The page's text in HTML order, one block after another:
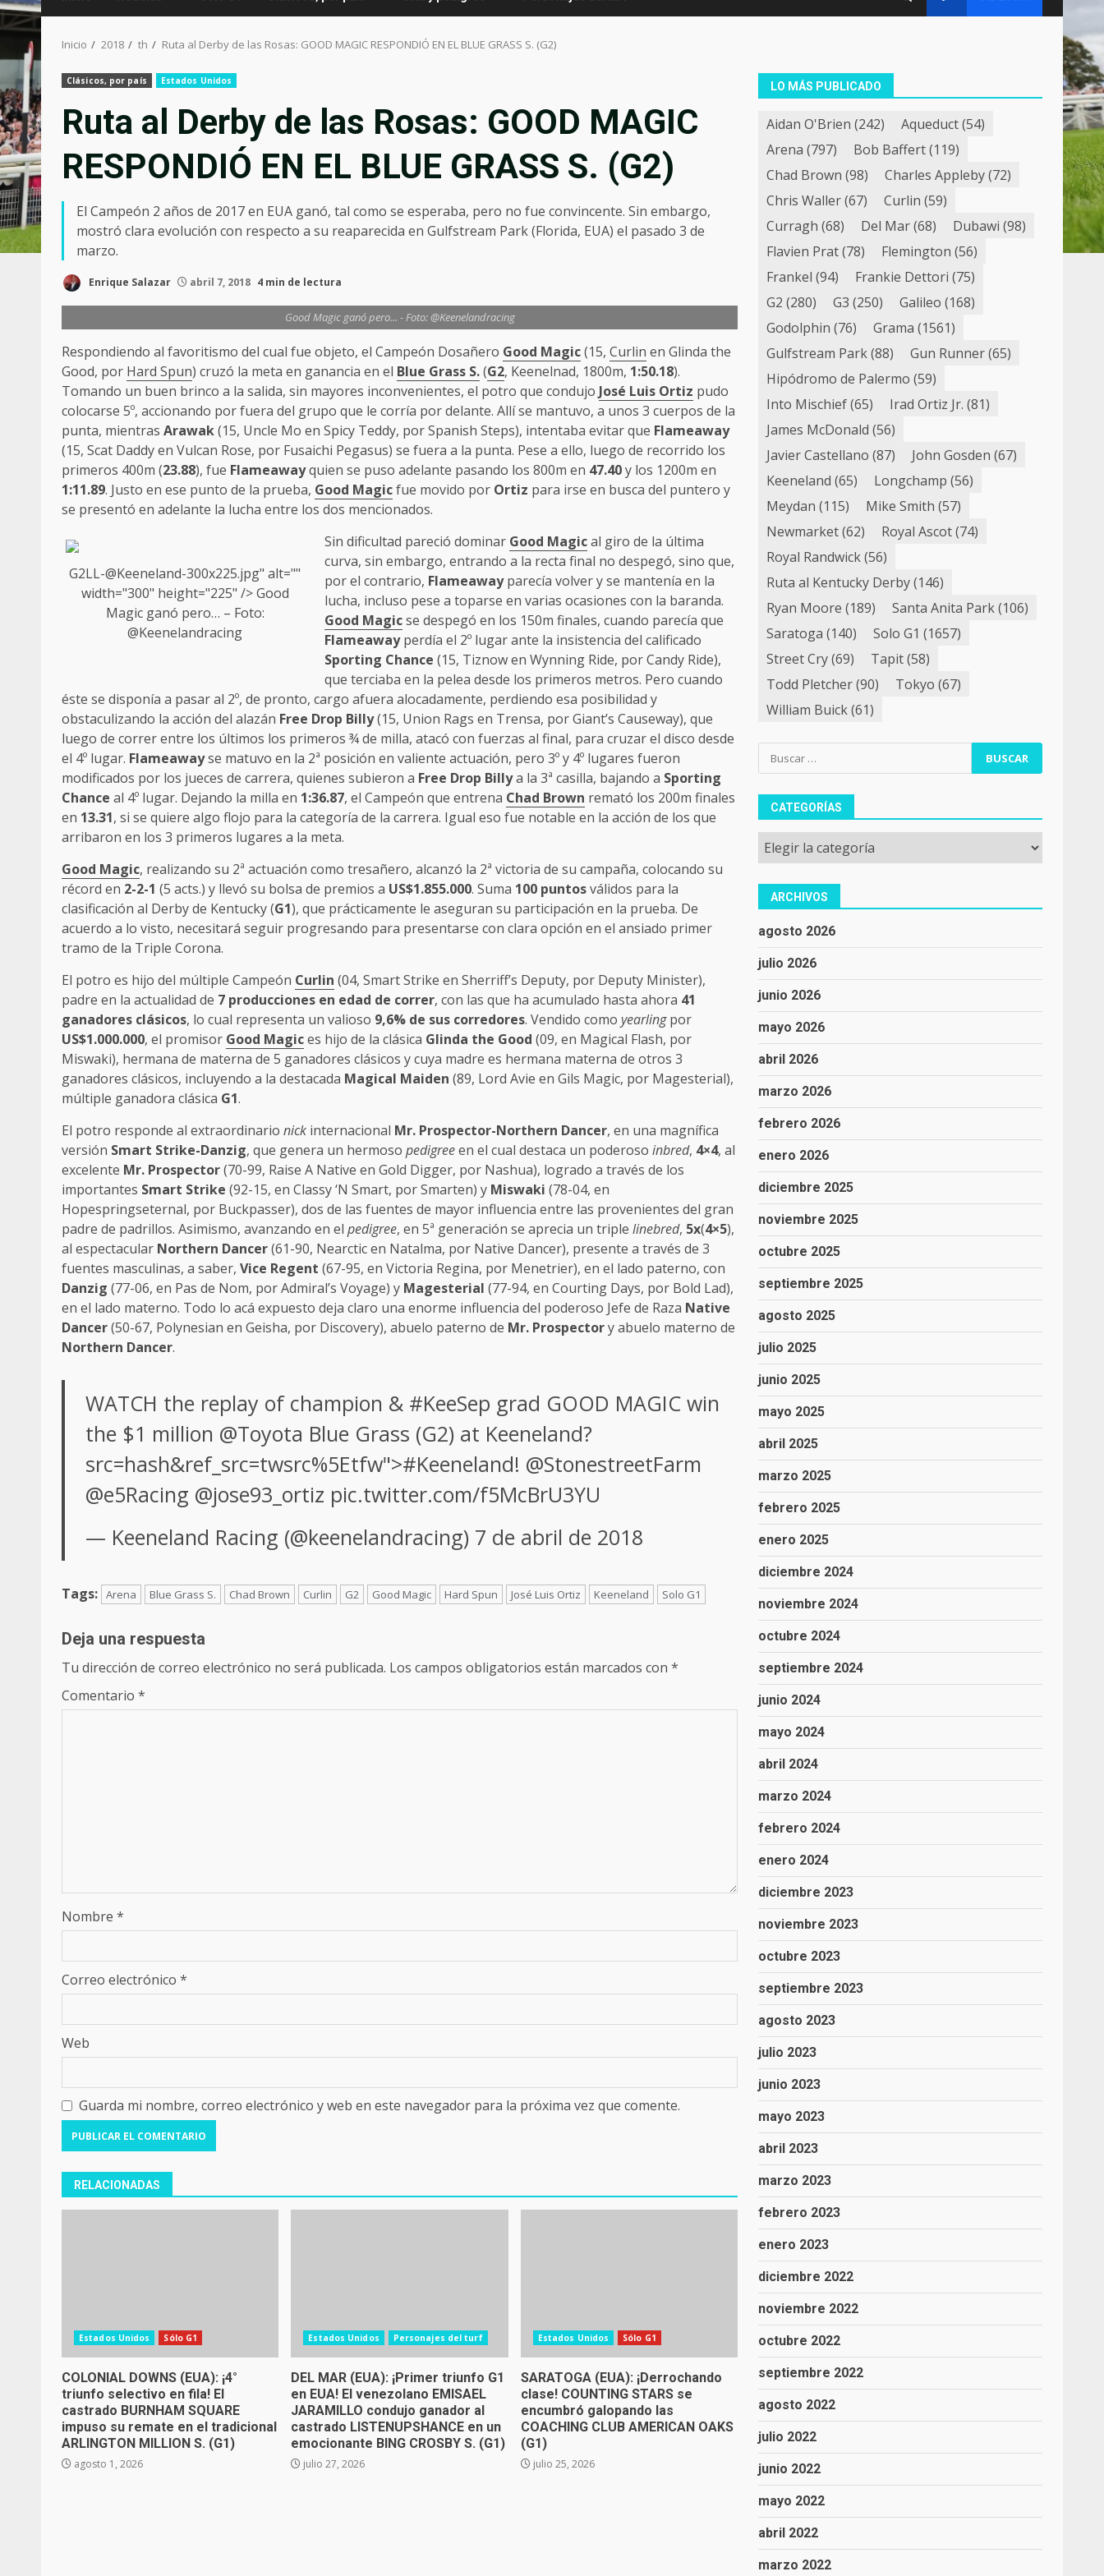
Inicio 2018 th Ruta al Derby de las Rosas: GOOD MAGIC RESPONDIÓ EN EL BLUE GRASS S. (G2)
Clásicos, por país Estados Unidos
Ruta al Derby de las Rosas: GOOD MAGIC
RESPONDIÓ EN EL BLUE GRASS S. (G2)
El Campeón 2 años de 2017 en EUA ganó, tal como se esperaba, pero no fue convincente. Sin embargo,
mostró clara evolución con respecto a su reaparecida en Gulfstream Park (Florida, EUA) el pasado 3 de
marzo.
Enrique Salazar abril 7, 2018 4 min de lectura
Good Magic ganó pero... - Foto: @Keenelandracing
Respondiendo al favoritismo del cual fue objeto, el Campeón Dosañero Good Magic(15, Curlin en Glinda the
Good, por Hard Spun) cruzó la meta en ganancia en el Blue Grass S.(G2, Keenelnad, 1800m, 1:50.18).
Tomando un buen brinco a la salida, sin mayores inconvenientes, el potro que condujo José Luis Ortiz pudo
colocarse 5º, accionando por fuera del grupo que le corría por delante. Allí se mantuvo, a unos 3 cuerpos de la
punta, mientras Arawak(15, Uncle Mo en Spicy Teddy, por Spanish Steps), intentaba evitar que Flameaway
(15, Scat Daddy en Vulcan Rose, por Fusaichi Pegasus) se fuera a la punta. Pese a ello, luego de recorrido los
primeros 400m (23.88), fue Flameawayquien se puso adelante pasando los 800m en 47.40y los 1200m en
1:11.89. Justo en ese punto de la prueba, Good Magicfue movido por Ortiz para irse en busca del puntero y
se presentó en adelante la lucha entre los dos mencionados.
G2LL-@Keeneland-300x225.jpg" alt=""
width="300" height="225" />Good
Magicganó pero… – Foto:
@Keenelandracing
Sin dificultad pareció dominar Good Magical giro de la última
curva, sin embargo, entrando a la recta final no despegó, sino que,
por el contrario, Flameawayparecía volver y se mantenía en la
lucha, incluso pese a toparse en varias ocasiones con la baranda.
Good Magicse despegó en los 150m finales, cuando parecía que
Flameawayperdía el 2º lugar ante la insistencia del calificado
Sporting Chance (15, Tiznow en Wynning Ride, por Candy Ride),
que terciaba en la pelea desde los primeros metros. Pero cuando
éste se disponía a pasar al 2º, de pronto, cargo afuera alocadamente, perdiendo esa posibilidad y
obstaculizando la acción del alazán Free Drop Billy(15, Union Rags en Trensa, por Giant’s Causeway), que
luego de correr entre los últimos los primeros ¾ de milla, atacó con fuerzas al final, para cruzar el disco desde
el 4º lugar. Flameawayse matuvo en la 2ª posición en valiente actuación, pero 3º y 4º lugares fueron
modificados por los jueces de carrera, quienes subieron a Free Drop Billya la 3ª casilla, bajando a Sporting
Chance al 4º lugar. Dejando la milla en 1:36.87, el Campeón que entrena Chad Brown remató los 200m finales
en 13.31, si se quiere algo flojo para la categoría de la carrera. Igual eso fue notable en la acción de los que
arribaron en los 3 primeros lugares a la meta.
Good Magic, realizando su 2ª actuación como tresañero, alcanzó la 2ª victoria de su campaña, colocando su
récord en 2-2-1 (5 acts.) y llevó su bolsa de premios a US$1.855.000. Suma 100 puntosválidos para la
clasificación al Derby de Kentucky (G1), que prácticamente le aseguran su participación en la prueba. De
acuerdo a lo visto, necesitará seguir progresando para presentarse con clara opción en el ansiado primer
tramo de la Triple Corona.
El potro es hijo del múltiple Campeón Curlin (04, Smart Strike en Sherriff’s Deputy, por Deputy Minister),
padre en la actualidad de 7 producciones en edad de correr, con las que ha acumulado hasta ahora 41
ganadores clásicos, lo cual representa un valioso 9,6% de sus corredores. Vendido como yearlingpor
US$1.000.000, el promisor Good Magices hijo de la clásica Glinda the Good (09, en Magical Flash, por
Miswaki), hermana de materna de 5 ganadores clásicos y cuya madre es hermana materna de otros 3
ganadores clásicos, incluyendo a la destacada Magical Maiden (89, Lord Avie en Gils Magic, por Magesterial),
múltiple ganadora clásica G1.
El potro responde al extraordinario nick internacional Mr. Prospector-Northern Dancer, en una magnífica
versión Smart Strike-Danzig, que genera un hermoso pedigreeen el cual destaca un poderoso inbred, 4×4, al
excelente Mr. Prospector(70-99, Raise A Native en Gold Digger, por Nashua), logrado a través de los
importantes Smart Strike (92-15, en Classy ‘N Smart, por Smarten) y Miswaki (78-04, en
Hopespringseternal, por Buckpasser), dos de las fuentes de mayor influencia entre las provenientes del gran
padre de padrillos. Asimismo, avanzando en el pedigree, en 5ª generación se aprecia un triple linebred, 5x(4×5),
al espectacular Northern Dancer(61-90, Nearctic en Natalma, por Native Dancer), presente a través de 3
fuentes masculinas, a saber, Vice Regent (67-95, en Victoria Regina, por Menetrier), en el lado paterno, con
Danzig (77-06, en Pas de Nom, por Admiral’s Voyage) y Magesterial (77-94, en Courting Days, por Bold Lad),
en el lado materno. Todo lo acá expuesto deja claro una enorme influencia del poderoso Jefe de Raza Native
Dancer(50-67, Polynesian en Geisha, por Discovery), abuelo paterno de Mr. Prospectory abuelo materno de
Northern Dancer.
WATCH the replay of champion & #KeeSep grad GOOD MAGIC win
the $1 million @Toyota Blue Grass (G2) at Keeneland?
src=hash&ref_src=twsrc%5Etfw">#Keeneland! @StonestreetFarm
@e5Racing @jose93_ortiz pic.twitter.com/f5McBrU3YU
— Keeneland Racing (@keenelandracing) 7 de abril de 2018
Tags: Arena Blue Grass S. Chad Brown Curlin G2 Good Magic Hard Spun José Luis Ortiz Keeneland Solo G1
Deja una respuesta
Tu dirección de correo electrónico no será publicada. Los campos obligatorios están marcados con *
Comentario *
Nombre *
Correo electrónico *
Web
Guarda mi nombre, correo electrónico y web en este navegador para la próxima vez que comente.
RELACIONADAS
Estados Unidos Sólo G1
COLONIAL DOWNS (EUA): ¡4°
triunfo selectivo en fila! El
castrado BURNHAM SQUARE
impuso su remate en el tradicional
ARLINGTON MILLION S. (G1)
agosto 1, 2026
Estados Unidos Personajes del turf
DEL MAR (EUA): ¡Primer triunfo G1
en EUA! El venezolano EMISAEL
JARAMILLO condujo ganador al
castrado LISTENUPSHANCE en un
emocionante BING CROSBY S. (G1)
julio 27, 2026
Estados Unidos Sólo G1
SARATOGA (EUA): ¡Derrochando
clase! COUNTING STARS se
encumbró galopando las
COACHING CLUB AMERICAN OAKS
(G1)
julio 25, 2026
LO MÁS PUBLICADO
Aidan O'Brien (242) Aqueduct(54)
Arena (797) Bob Baffert(119)
Chad Brown (98) Charles Appleby(72)
Chris Waller(67) Curlin (59)
Curragh (68) Del Mar(68) Dubawi (98)
Flavien Prat(78) Flemington (56)
Frankel (94) Frankie Dettori (75)
G2 (280) G3 (250) Galileo (168)
Godolphin (76) Grama (1561)
Gulfstream Park(88) Gun Runner(65)
Hipódromo de Palermo (59)
Into Mischief(65) Irad Ortiz Jr. (81)
James McDonald (56)
Javier Castellano (87) John Gosden (67)
Keeneland (65) Longchamp (56)
Meydan (115) Mike Smith (57)
Newmarket(62) Royal Ascot(74)
Royal Randwick(56)
Ruta al Kentucky Derby(146)
Ryan Moore (189) Santa Anita Park(106)
Saratoga (140) Solo G1 (1657)
Street Cry(69) Tapit(58)
Todd Pletcher(90) Tokyo (67)
William Buick(61)
Buscar:
CATEGORÍAS
Categorías
ARCHIVOS
agosto 2026
julio 2026
junio 2026
mayo 2026
abril 2026
marzo 2026
febrero 2026
enero 2026
diciembre 2025
noviembre 2025
octubre 2025
septiembre 2025
agosto 2025
julio 2025
junio 2025
mayo 2025
abril 2025
marzo 2025
febrero 2025
enero 2025
diciembre 2024
noviembre 2024
octubre 2024
septiembre 2024
junio 2024
mayo 2024
abril 2024
marzo 2024
febrero 2024
enero 2024
diciembre 2023
noviembre 2023
octubre 2023
septiembre 2023
agosto 2023
julio 2023
junio 2023
mayo 2023
abril 2023
marzo 2023
febrero 2023
enero 2023
diciembre 2022
noviembre 2022
octubre 2022
septiembre 2022
agosto 2022
julio 2022
junio 2022
mayo 2022
abril 2022
marzo 2022